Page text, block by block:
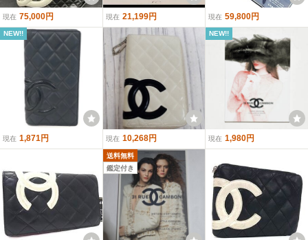
現在 75,000円 現在 21,199円 現在 59,800円
NEW!!
現在 1,871円 現在 10,268円
NEW!!
現在 1,980円
送料無料
鑑定付き